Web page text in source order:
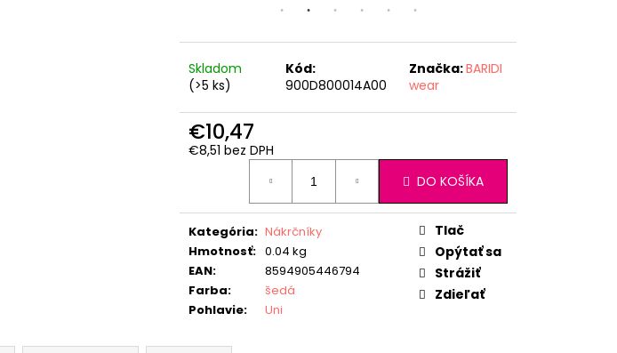
Skladom
(>5 ks)
Kód:
900D800014A00
Značka:BARIDI
wear
€10,47
€8,51 bez DPH
DO KOŠÍKA
Kategória: Nákrčníky
Hmotnosť: 0.04 kg
EAN:
8594905446794
Farba:
šedá
Pohlavie: Uni
Tlač
Opýtať sa
Strážiť
Zdieľať